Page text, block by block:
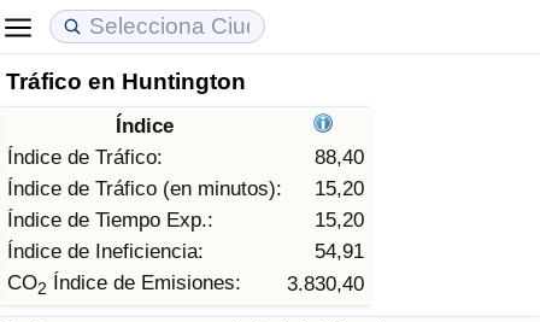
Tráfico en Huntington
Índice
Índice de Tráfico:
88,40
Índice de Tráfico (en minutos):
15,20
Índice de Tiempo Exp.:
15,20
Índice de Ineficiencia:
54,91
CO2 Índice de Emisiones: 3.830,40
Coste de vida
Índice de Costo de Vida (Actual)
Índice de Costo de Vida
Índice de costo de vida por país
Precios de las propiedades
Índice de Precios de Inmuebles (Actual)
Índice de Precios de Inmuebles
Índice de Precios de Inmuebles por País
Calidad de Vida
Índice de Calidad de Vida
Índice de Calidad de Vida (Actual)
Índice de calidad de vida por país